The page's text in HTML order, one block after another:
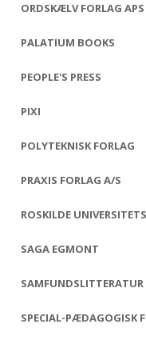
ORDSKÆLV FORLAG APS
PALATIUM BOOKS
PEOPLE'S PRESS
PIXI
POLYTEKNISK FORLAG
PRAXIS FORLAG A/S
ROSKILDE
SAGA EGMONT
SAMFUNDSLITTERATUR
SPECIAL-PÆDAGOGISK